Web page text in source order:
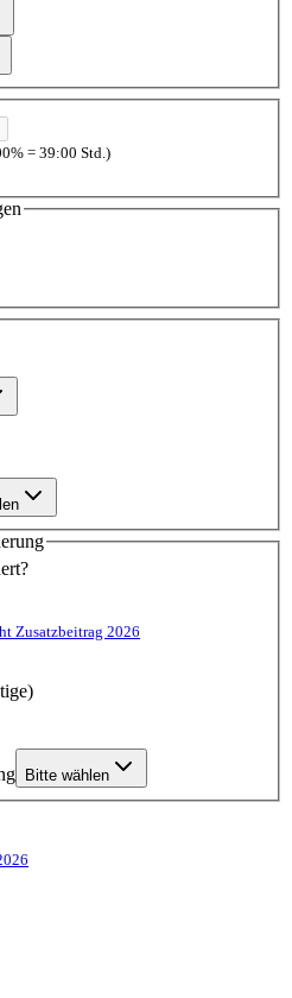
= 39:00 Std.)
Zusatzbeitrag 2026
Bitte wählen